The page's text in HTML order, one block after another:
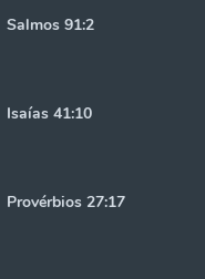
Salmos 91:2
Isaías 41:10
Provérbios 27:17